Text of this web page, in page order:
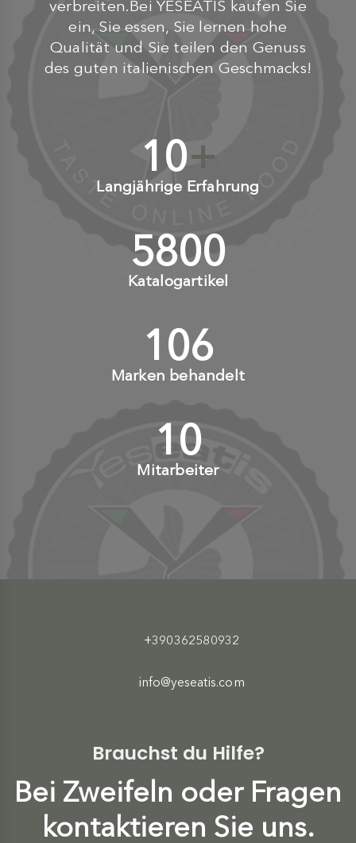
verbreiten.Bei YESEATIS kaufen Sie
ein, Sie essen, Sie lernen hohe
Qualität und Sie teilen den Genuss
des guten italienischen Geschmacks!
10+
Langjährige Erfahrung
6000+
Katalogartikel
110+
Marken behandelt
10+
Mitarbeiter
+390362580932
info@yeseatis.com
Brauchst du Hilfe?
Bei Zweifeln oder Fragen
kontaktieren Sie uns.